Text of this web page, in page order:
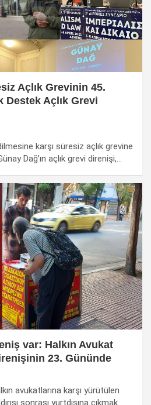
Açlık Grevinin 45.
Destek Açlık Grevi
karşı süresiz açlık grevine
Dağ’ın açlık grevi direnişi,…
var: Halkın Avukat
23. Gününde
avukatlarına karşı yürütülen